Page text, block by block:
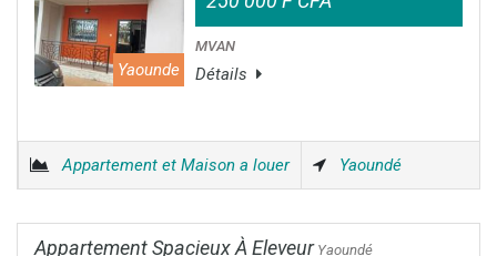
Yaounde
MVAN
Détails
Appartement et Maison a louer Yaoundé
Appartement Spacieux À EleveurYaoundé